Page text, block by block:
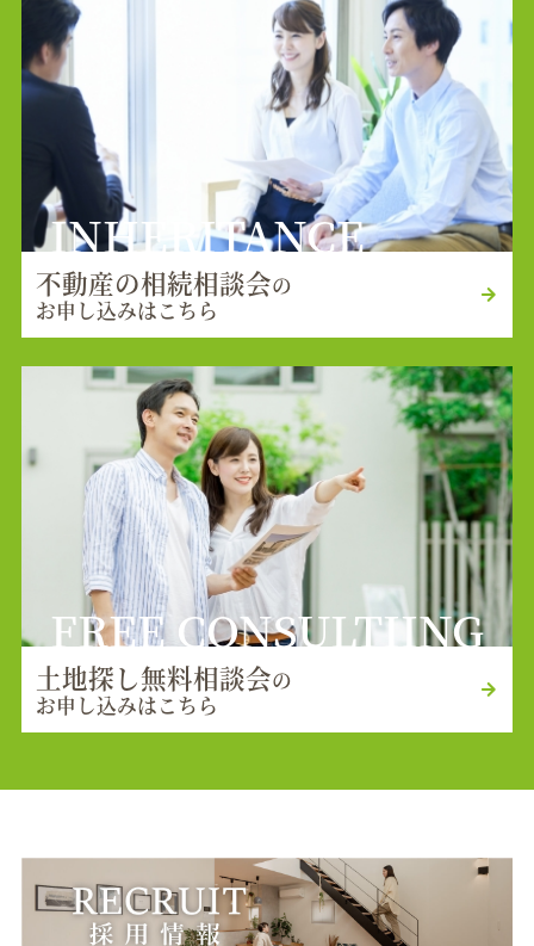
INHERITANCE
不動産の相続相談会の
お申し込みはこちら
FREE CONSULTIING
土地探し無料相談会の
お申し込みはこちら